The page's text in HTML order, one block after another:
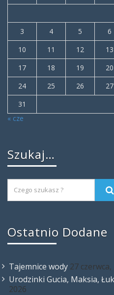
3
4 5 6
10
11 12 13
17
18 19 20
24
25 26 27
31
« cze
Szukaj…
Ostatnio Dodane
Tajemnice wody 27 czerwca,
Urodzinki Gucia, Maksia,
2026